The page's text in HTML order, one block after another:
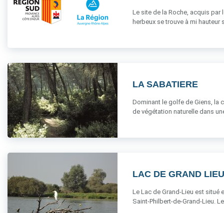
Le site de la Roche, acquis par
herbeux se trouve à mi hauteur
LA SABATIERE
Dominant le golfe de Giens, la
de végétation naturelle dans
LAC DE GRAND LIEU
Le Lac de Grand-Lieu est situé
Saint-Philbert-de-Grand-Lieu.